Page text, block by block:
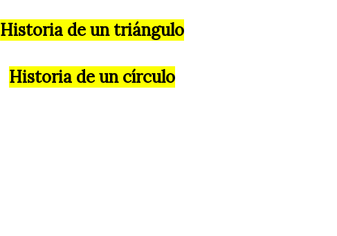
Historia de un triángulo
Historia de un círculo